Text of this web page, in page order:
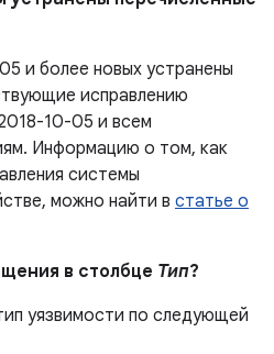
и более новых устранены
исправлению
10-05 и всем
Информацию о том, как
системы
можно найти в статье о
в столбце Тип?
уязвимости по следующей